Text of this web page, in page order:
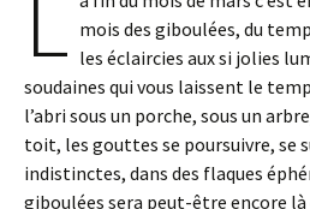
mois des giboulées, du
les éclaircies aux si jolies
soudaines qui vous laissent le
l’abri sous un porche, sous un
toit, les gouttes se poursuivre, se
indistinctes, dans des flaques
giboulées sera peut-être encore